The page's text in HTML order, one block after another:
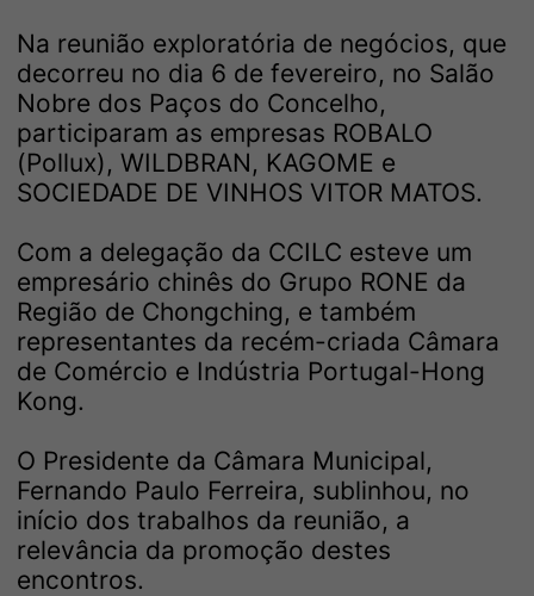
Na reunião exploratória de negócios, que
decorreu no dia 6 de fevereiro, no Salão
Nobre dos Paços do Concelho,
participaram as empresas ROBALO
(Pollux), WILDBRAN, KAGOME e
SOCIEDADE DE VINHOS VITOR MATOS.
Com a delegação da CCILC esteve um
empresário chinês do Grupo RONE da
Região de Chongching, e também
representantes da recém-criada Câmara
de Comércio e Indústria Portugal-Hong
Kong.
O Presidente da Câmara Municipal,
Fernando Paulo Ferreira, sublinhou, no
início dos trabalhos da reunião, a
relevância da promoção destes
encontros.